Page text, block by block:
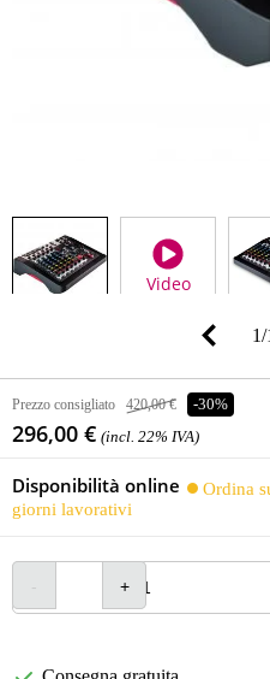
Video
1/
Prezzo consigliato 420,00 € -30%
296,00 € (incl. 22% IVA)
Disponibilità online
Ordina
giorni lavorativi